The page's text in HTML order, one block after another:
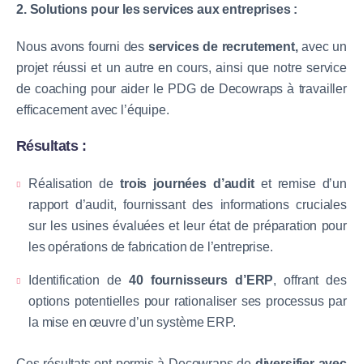
2. Solutions pour les services aux entreprises :
Nous avons fourni des services de recrutement,avec un
projet réussi et un autre en cours, ainsi que notre service
de coaching pour aider le PDG de Decowraps à travailler
efficacement avec l’équipe.
Résultats :
Réalisation de trois journées d’audit et remise d’un
rapport d’audit, fournissant des informations cruciales
sur les usines évaluées et leur état de préparation pour
les opérations de fabrication de l’entreprise.
Identification de 40 fournisseurs d’ERP, offrant des
options potentielles pour rationaliser ses processus par
la mise en œuvre d’un système ERP.